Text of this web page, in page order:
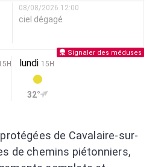
08/08/2026 12:00
ciel dégagé
Signaler des méduses
lundi 15H
32°
de Cavalaire-sur-
de chemins piétonniers,